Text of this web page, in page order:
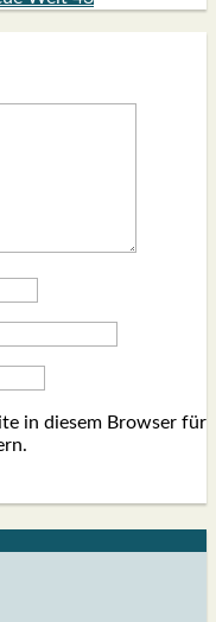
in diesem Browser für